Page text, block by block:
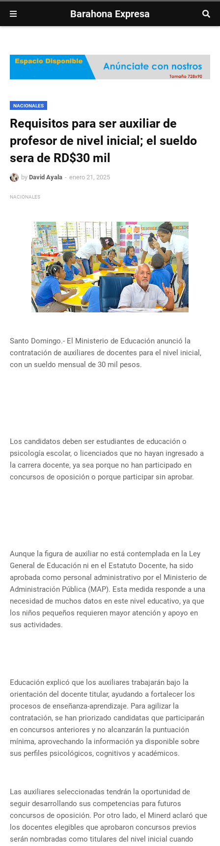
Barahona Expresa
NACIONALES
Requisitos para ser auxiliar de
profesor de nivel inicial; el sueldo
sera de RD$30 mil
by David Ayala enero 21, 2025
NACIONALES
Santo Domingo.- El Ministerio de Educación anunció la
contratación de auxiliares de docentes para el nivel inicial,
con un sueldo mensual de 30 mil pesos.
Los candidatos deben ser estudiantes de educación o
psicología escolar, o licenciados que no hayan ingresado a
la carrera docente, ya sea porque no han participado en
concursos de oposición o porque participar sin aprobar.
Aunque la figura de auxiliar no está contemplada en la Ley
General de Educación ni en el Estatuto Docente, ha sido
aprobada como personal administrativo por el Ministerio de
Administración Pública (MAP). Esta medida responde a una
necesidad de muchos datos en este nivel educativo, ya que
los niños pequeños requieren mayor atención y apoyo en
sus actividades.
Educación explicó que los auxiliares trabajarán bajo la
orientación del docente titular, ayudando a fortalecer los
procesos de enseñanza-aprendizaje. Para agilizar la
contratación, se han priorizado candidatas que participarán
en concursos anteriores y no alcanzarán la puntuación
mínima, aprovechando la información ya disponible sobre
sus perfiles psicológicos, cognitivos y académicos.
Las auxiliares seleccionadas tendrán la oportunidad de
seguir desarrollando sus competencias para futuros
concursos de oposición. Por otro lado, el Minerd aclaró que
los docentes elegibles que aprobaron concursos previos
serán nombradas como titulares del nivel inicial cuando